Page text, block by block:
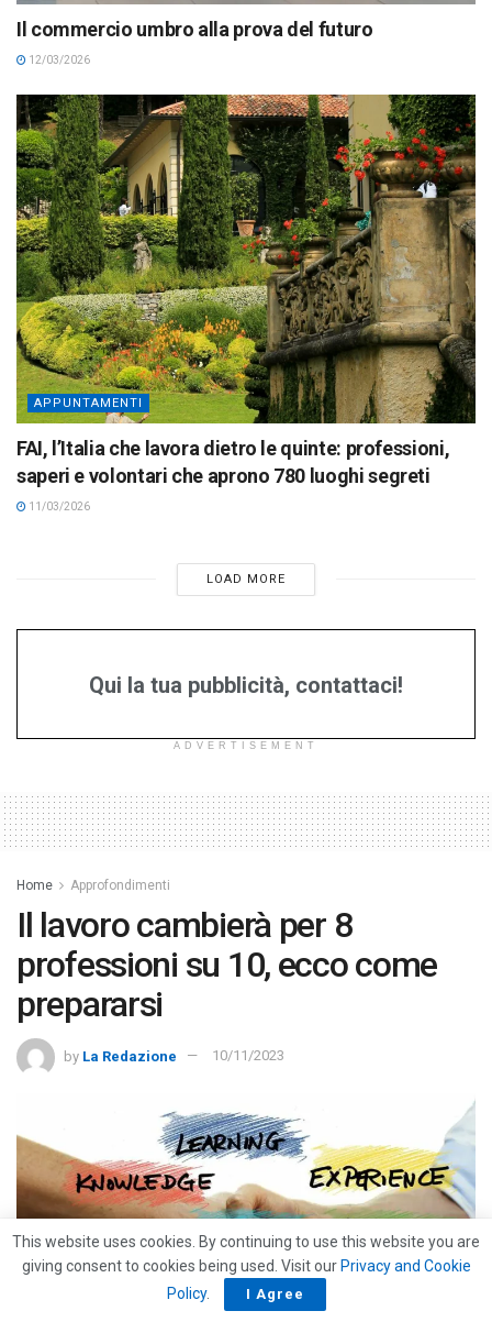
Il commercio umbro alla prova del futuro
12/03/2026
APPUNTAMENTI
FAI, l’Italia che lavora dietro le quinte: professioni,
saperi e volontari che aprono 780 luoghi segreti
11/03/2026
LOAD MORE
Qui la tua pubblicità, contattaci!
ADVERTISEMENT
Home Approfondimenti
Il lavoro cambierà per 8
professioni su 10, ecco come
prepararsi
by La Redazione 10/11/2023
This website uses cookies. By continuing to use this website you are
giving consent to cookies being used. Visit our Privacy and Cookie
Policy. I Agree